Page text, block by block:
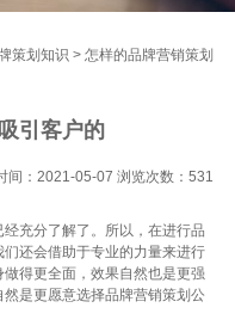
策划知识 > 怎样的品牌营销策划
引客户的
：2021-05-07 浏览次数： 531
充分了解了。所以，在进行品
还会借助于专业的力量来进行
得更全面，效果自然也是更强
是更愿意选择品牌营销策划公